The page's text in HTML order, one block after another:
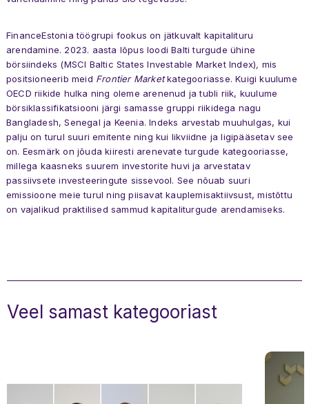
FinanceEstonia töögrupi fookus on jätkuvalt kapitalituru
arendamine. 2023. aasta lõpus loodi Balti turgude ühine
börsiindeks (MSCI Baltic States Investable Market Index), mis
positsioneerib meid Frontier Marketkategooriasse. Kuigi kuulume
OECD riikide hulka ning oleme arenenud ja tubli riik, kuulume
börsiklassifikatsiooni järgi samasse gruppi riikidega nagu
Bangladesh, Senegal ja Keenia. Indeks arvestab muuhulgas, kui
palju on turul suuri emitente ning kui likviidne ja ligipääsetav see
on. Eesmärk on jõuda kiiresti arenevate turgude kategooriasse,
millega kaasneks suurem investorite huvi ja arvestatav
passiivsete investeeringute sissevool. See nõuab suuri
emissioone meie turul ning piisavat kauplemisaktiivsust, mistõttu
on vajalikud praktilised sammud kapitaliturgude arendamiseks.
Veel samast kategooriast